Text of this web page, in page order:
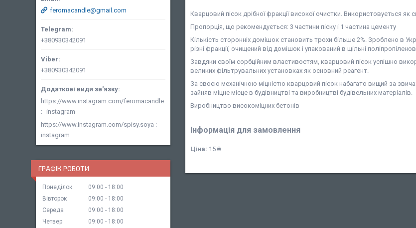
Кварцовий пісок дрібної фракції високої очистки. Використовується
Пропорція, що рекомендується: 3 частини піску і 1 частина цементу
Кількість сторонніх домішок становить трохи більше 2%. Зроблено в
різні фракції, очищений від домішок і упакований в щільні
Завдяки своїм сорбційним властивостям, кварцовий пісок успішно
великих фільтрувальних установках як основний реагент.
За своєю механічною міцністю кварцовий пісок набагато вищий за
зайняв міцне місце в будівництві та виробництві будівельних матеріалів.
Виробництво високоміцних бетонів
Інформація для замовлення
Ціна: 15 ₴
feromacandle@gmail.com
+380930342091
+380930342091
https://www.instagram.com/feromacandle
instagram
https://www.instagram.com/spisy.soya
instagram
ГРАФІК РОБОТИ
Понеділок 09:00
18:00
Вівторок
09:00
18:00
Середа
09:00
18:00
Четвер
09:00 18:00